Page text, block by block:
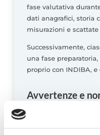
fase valutativa
dati anagrafici, storia
misurazioni e scattate
Successivamente,
una fase
proprio con INDIBA,
Avvertenze e
: